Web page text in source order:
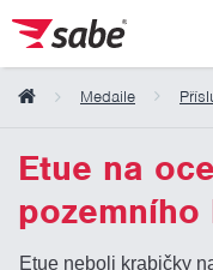
Medaile
Etue na
pozemního
Etue neboli krabičky
Obsah košíku
Košík zeje